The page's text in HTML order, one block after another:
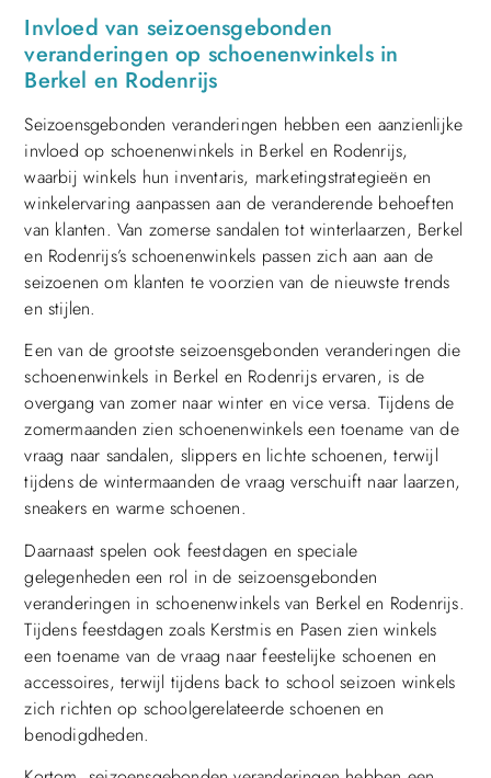
Invloed van seizoensgebonden
veranderingen op schoenenwinkels in
Berkel en Rodenrijs
Seizoensgebonden veranderingen hebben een aanzienlijke
invloed op schoenenwinkels in Berkel en Rodenrijs,
waarbij winkels hun inventaris, marketingstrategieën en
winkelervaring aanpassen aan de veranderende behoeften
van klanten. Van zomerse sandalen tot winterlaarzen, Berkel
en Rodenrijs’s schoenenwinkels passen zich aan aan de
seizoenen om klanten te voorzien van de nieuwste trends
en stijlen.
Een van de grootste seizoensgebonden veranderingen die
schoenenwinkels in Berkel en Rodenrijs ervaren, is de
overgang van zomer naar winter en vice versa. Tijdens de
zomermaanden zien schoenenwinkels een toename van de
vraag naar sandalen, slippers en lichte schoenen, terwijl
tijdens de wintermaanden de vraag verschuift naar laarzen,
sneakers en warme schoenen.
Daarnaast spelen ook feestdagen en speciale
gelegenheden een rol in de seizoensgebonden
veranderingen in schoenenwinkels van Berkel en Rodenrijs.
Tijdens feestdagen zoals Kerstmis en Pasen zien winkels
een toename van de vraag naar feestelijke schoenen en
accessoires, terwijl tijdens back to school seizoen winkels
zich richten op schoolgerelateerde schoenen en
benodigdheden.